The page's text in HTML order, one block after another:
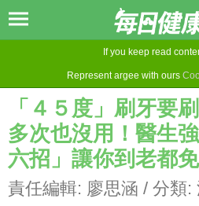
If you keep read
Represent argee with ours
「４５度」刷牙要
多次也沒用！醫生
六招」讓你到老都
責任編輯: 廖思涵 / 分類: